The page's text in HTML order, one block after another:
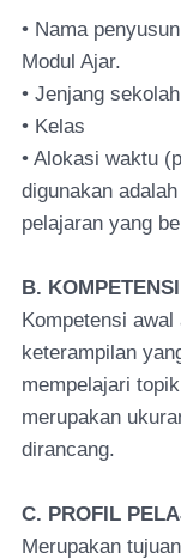
• Nama
Modul Ajar.
• Jenjang
• Kelas
• Alokasi waktu
digunakan
pelajaran yang
B.
Kompetensi awal
keterampilan
mempelajari
merupakan
dirancang.
C. PROFIL
Merupakan